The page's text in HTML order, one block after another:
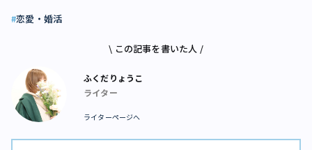
恋愛・婚活
\ この記事を書いた人 /
ふくだりょうこ
ライター
ライターページへ